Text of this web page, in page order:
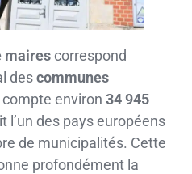
mairescorrespond
descommunes
compte environ 34 945
l’un des pays européens
de municipalités. Cette
profondément la